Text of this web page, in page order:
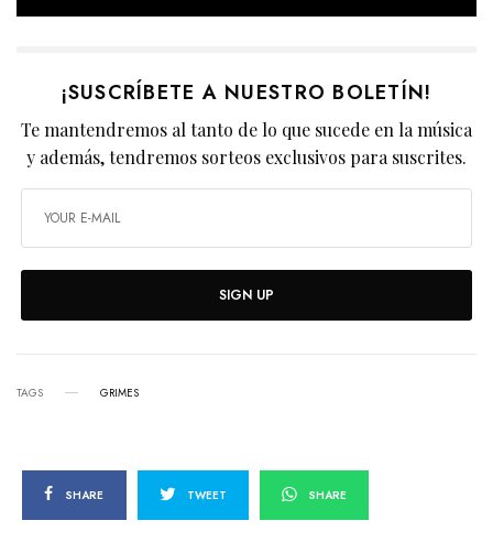
¡SUSCRÍBETE A NUESTRO BOLETÍN!
Te mantendremos al tanto de lo que sucede en la música
y además, tendremos sorteos exclusivos para suscrites.
SIGN UP
TAGS GRIMES
SHARE TWEET SHARE